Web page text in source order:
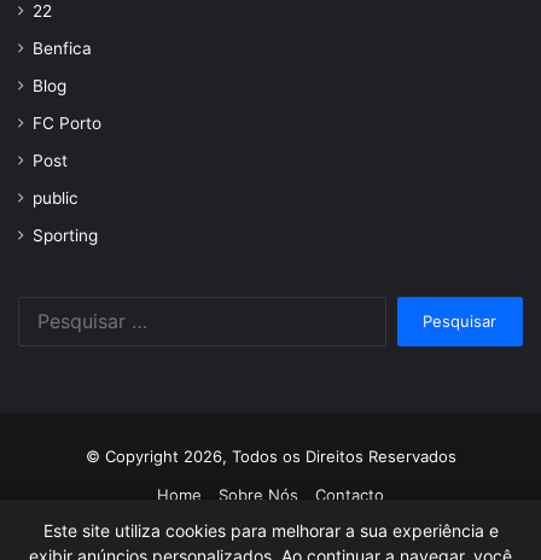
Este site utiliza cookies para melhorar a sua experiência e
exibir anúncios personalizados. Ao continuar a navegar, você
22
Benfica
Blog
FC Porto
Post
public
Sporting
© Copyright 2026, Todos os Direitos Reservados
Home
Sobre Nós Contacto
Facebook
TwitterYouTubeInstagram